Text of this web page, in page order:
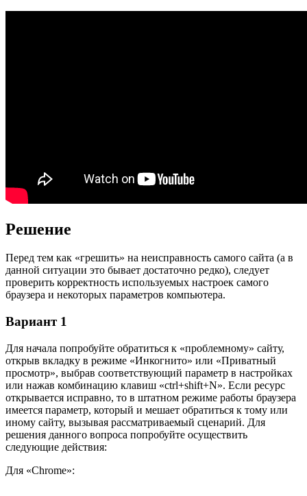
Решение
Перед тем как «грешить» на неисправность самого сайта (а в
данной ситуации это бывает достаточно редко), следует
проверить корректность используемых настроек самого
браузера и некоторых параметров компьютера.
Вариант 1
Для начала попробуйте обратиться к «проблемному» сайту,
открыв вкладку в режиме «Инкогнито» или «Приватный
просмотр», выбрав соответствующий параметр в настройках
или нажав комбинацию клавиш «ctrl+shift+N». Если ресурс
открывается исправно, то в штатном режиме работы браузера
имеется параметр, который и мешает обратиться к тому или
иному сайту, вызывая рассматриваемый сценарий. Для
решения данного вопроса попробуйте осуществить
следующие действия:
Для «Chrome»: